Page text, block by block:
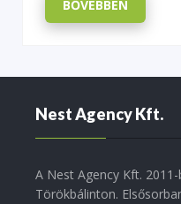
BŐVEBBEN
Nest Agency Kft.
A Nest Agency Kft.
Törökbálinton.